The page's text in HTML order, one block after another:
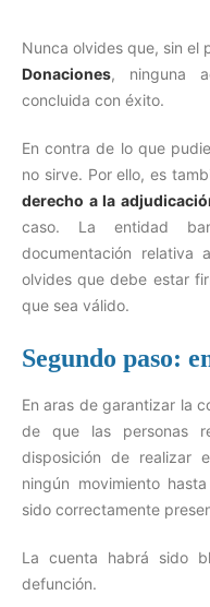
Nunca olvides que, sin el
Donaciones, ninguna
concluida con éxito.
En contra de lo que
no sirve. Por ello, es
derecho a la
caso. La entidad
documentación
olvides que debe estar
que sea válido.
Segundo paso:
En aras de garantizar la
de que las personas
disposición de realizar
ningún movimiento
sido correctamente
La cuenta habrá sido
defunción.